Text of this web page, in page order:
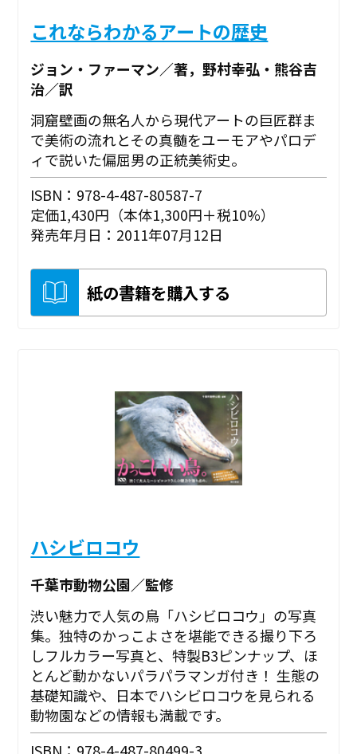
これならわかるアートの歴史
ジョン・ファーマン／著，野村幸弘・熊谷吉
治／訳
洞窟壁画の無名人から現代アートの巨匠群ま
で美術の流れとその真髄をユーモアやパロデ
ィで説いた偏屈男の正統美術史。
ISBN：978-4-487-80587-7
定価1,430円（本体1,300円＋税10%）
発売年月日：2011年07月12日
紙の書籍を購入する
ハシビロコウ
千葉市動物公園／監修
渋い魅力で人気の鳥「ハシビロコウ」の写真
集。独特のかっこよさを堪能できる撮り下ろ
しフルカラー写真と、特製B3ピンナップ、ほ
とんど動かないパラパラマンガ付き！ 生態の
基礎知識や、日本でハシビロコウを見られる
動物園などの情報も満載です。